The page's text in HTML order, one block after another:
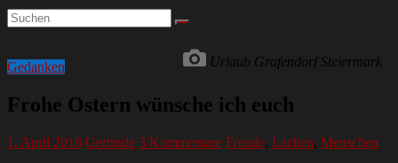
Urlaub Grafendorf Steiermark
Gedanken
Frohe Ostern wünsche ich euch
1. April 2018 Gertrude 3 Kommentare Freude, Lachen, Menschen